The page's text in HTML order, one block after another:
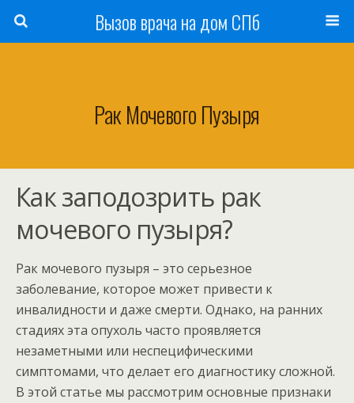
Вызов врача на дом СПб
Рак Мочевого Пузыря
Как заподозрить рак
мочевого пузыря?
Рак мочевого пузыря – это серьезное
заболевание, которое может привести к
инвалидности и даже смерти. Однако, на ранних
стадиях эта опухоль часто проявляется
незаметными или неспецифическими
симптомами, что делает его диагностику сложной.
В этой статье мы рассмотрим основные признаки